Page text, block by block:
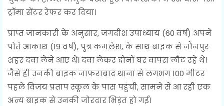
ट्रॉमा सेंटर रेफर कर दिया।
प्राप्त जानकारी के अनुसार, जगदीश उपाध्याय (60 वर्ष) अपने
पोते आकाश (19 वर्ष), पुत्र कमलेश, के साथ बाइक से जौनपुर
शहर दवा लेने आए थे। दवा लेकर दोनों घर वापस लौट रहे थे।
जैसे ही उनकी बाइक जाफराबाद थाना से लगभग 100 मीटर
पहले विजय प्रताप स्कूल के पास पहुंची, सामने से आ रही एक
अन्य बाइक से उनकी जोरदार भिड़ंत हो गई।